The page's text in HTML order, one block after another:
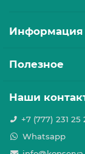
Информация
Полезное
Наши
+7 (777) 231 25
Whatsapp